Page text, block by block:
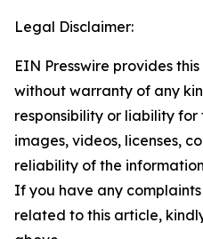
Legal Disclaimer:
EIN Presswire provides
without warranty of any
responsibility or liability
images, videos, licenses,
reliability of the
If you have any
related to this article,